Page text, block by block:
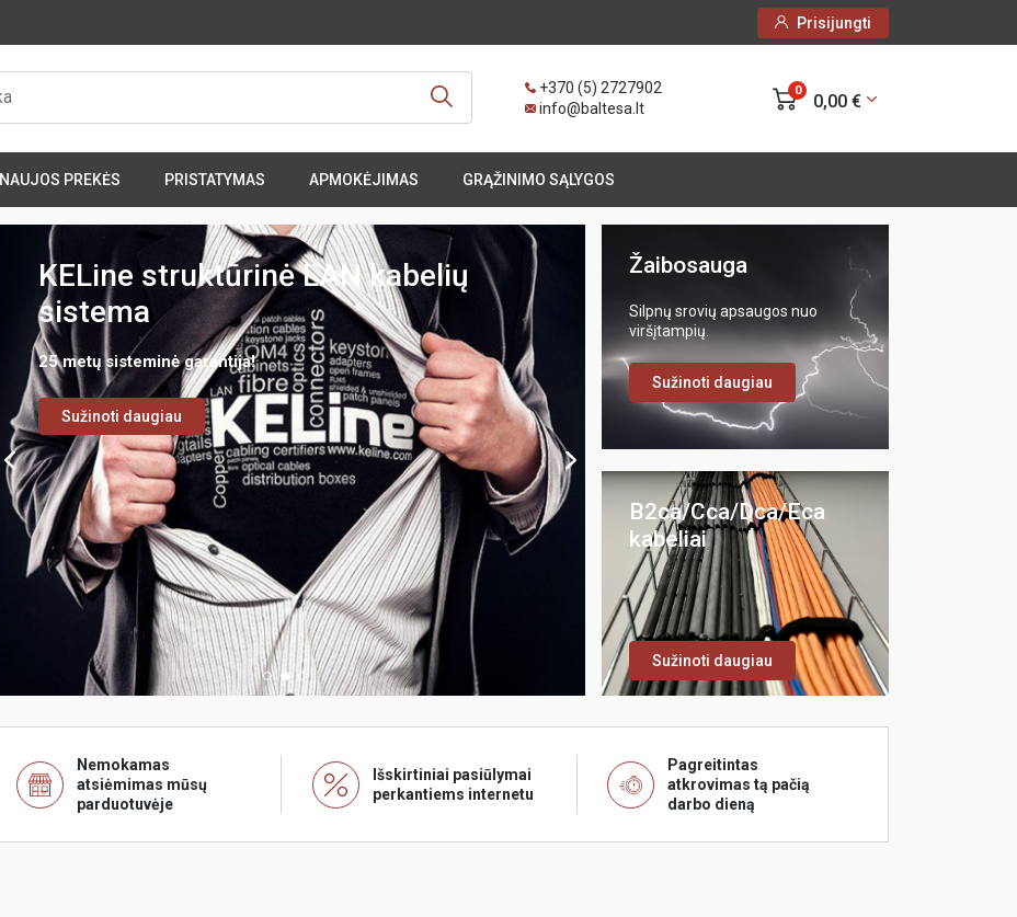
Prisijungti
+370 (5) 2727902
info@baltesa.lt
0
0,00 €
NAUJOS PREKĖS PRISTATYMAS APMOKĖJIMAS GRĄŽINIMO SĄLYGOS
KELine struktūrinė LAN kabelių
sistema
25 metų sisteminė garantija!
Sužinoti daugiau
VALENA LIFE / JUODA
Sužinoti daugiau
Žaibosauga
Silpnų srovių apsaugos nuo
viršįtampių.
Sužinoti daugiau
B2ca/Cca/Dca/Eca
kabeliai
Sužinoti daugiau
Nemokamas
atsiėmimas mūsų
parduotuvėje
Išskirtiniai pasiūlymai
perkantiems internetu
Pagreitintas
atkrovimas tą pačią
darbo dieną